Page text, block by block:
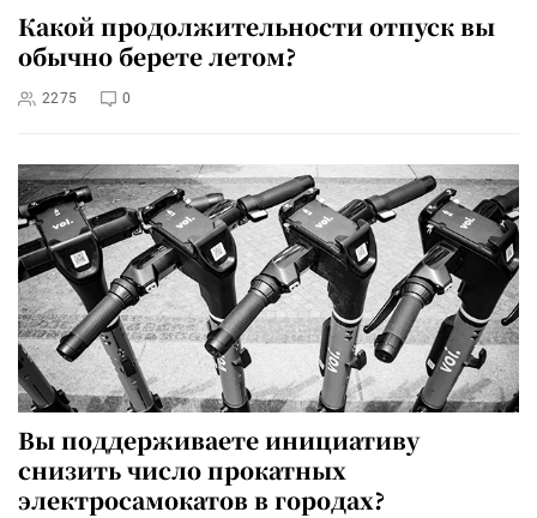
Какой продолжительности отпуск вы
обычно берете летом?
2275 0
Вы поддерживаете инициативу
снизить число прокатных
электросамокатов в городах?